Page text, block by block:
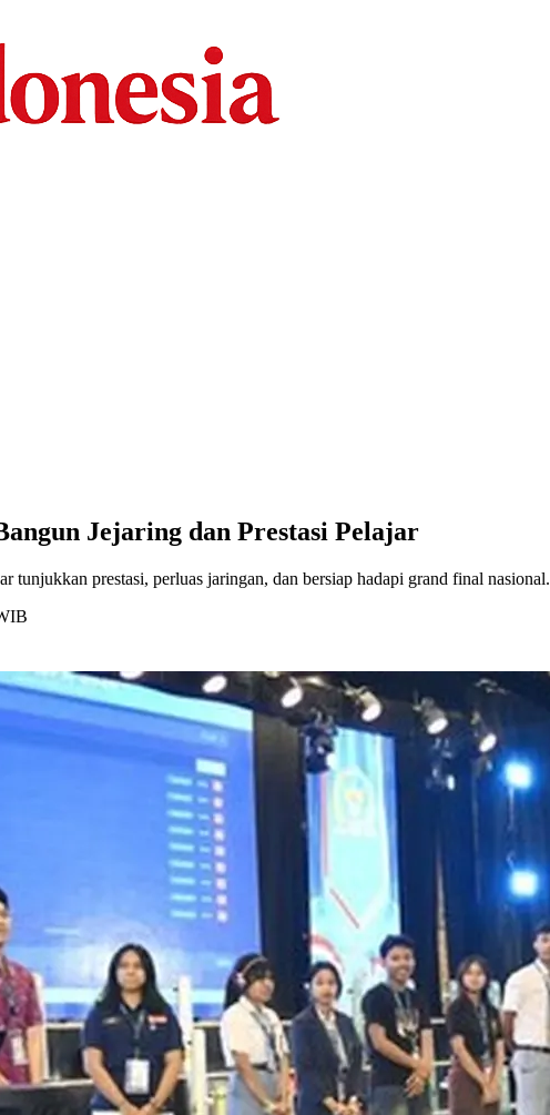
Jejaring dan Prestasi Pelajar
prestasi, perluas jaringan, dan bersiap hadapi grand final nasional.